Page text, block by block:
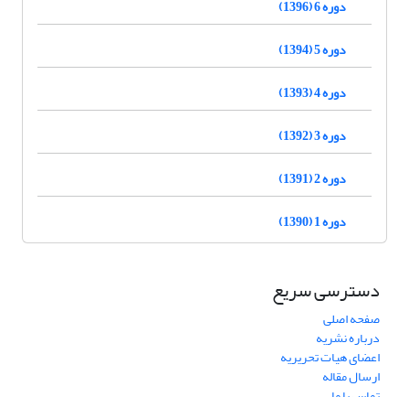
دوره 6 (1396)
دوره 5 (1394)
دوره 4 (1393)
دوره 3 (1392)
دوره 2 (1391)
دوره 1 (1390)
دسترسی سریع
صفحه اصلی
درباره نشریه
اعضای هیات تحریریه
ارسال مقاله